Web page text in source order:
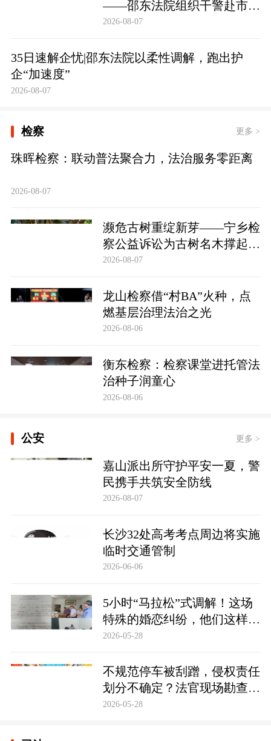
——邵东法院组织干警赴市禁
毒教育基地参观学习
2026-08-07
35日速解企忧|邵东法院以柔性调解，跑出护
企“加速度”
2026-08-07
检察 更多 >
珠晖检察：联动普法聚合力，法治服务零距离
2026-08-07
濒危古树重绽新芽——宁乡检
察公益诉讼为古树名木撑起法
治“保护伞”
2026-08-07
龙山检察借“村BA”火种，点
燃基层治理法治之光
2026-08-06
衡东检察：检察课堂进托管法
治种子润童心
2026-08-06
公安 更多 >
嘉山派出所守护平安一夏，警
民携手共筑安全防线
2026-08-07
长沙32处高考考点周边将实施
临时交通管制
2026-06-06
5小时“马拉松”式调解！这场
特殊的婚恋纠纷，他们这样化
解……
2026-05-28
不规范停车被刮蹭，侵权责任
划分不确定？法官现场勘查定
争纷
2026-05-28